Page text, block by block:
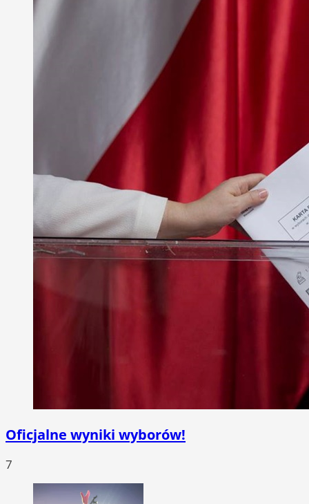
Oficjalne wyniki wyborów!
7